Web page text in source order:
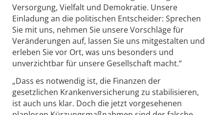
Versorgung, Vielfalt und Demokratie. Unsere
Einladung an die politischen Entscheider: Sprechen
Sie mit uns, nehmen Sie unsere Vorschläge für
Veränderungen auf, lassen Sie uns mitgestalten und
erleben Sie vor Ort, was uns besonders und
unverzichtbar für unsere Gesellschaft macht.“
„Dass es notwendig ist, die Finanzen der
gesetzlichen Krankenversicherung zu stabilisieren,
ist auch uns klar. Doch die jetzt vorgesehenen